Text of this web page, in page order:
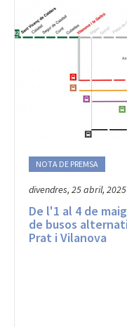
divendres, 25 abril, 2025
De l'1 al 4 de
de busos
Prat i Vilanova